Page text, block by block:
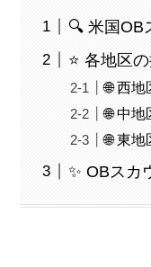
🔍 米国OB
⭐️ 各地区
🌐 西
🌐 中
🌐 東
✨ OBスカ